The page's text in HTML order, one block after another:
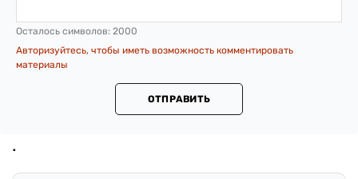
Осталось символов: 2000
Авторизуйтесь, чтобы иметь возможность комментировать
материалы
ОТПРАВИТЬ